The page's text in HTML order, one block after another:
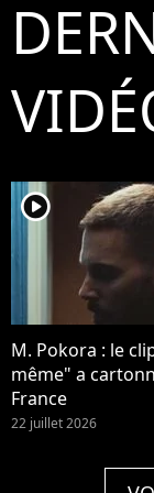
Bestimage
player2
M. Pokora : le
même" a
France
22 juillet 2026